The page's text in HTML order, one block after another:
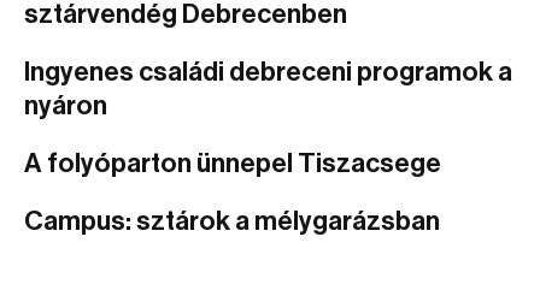
sztárvendég Debrecenben
Ingyenes családi debreceni programok a
nyáron
A folyóparton ünnepel Tiszacsege
Campus: sztárok a mélygarázsban